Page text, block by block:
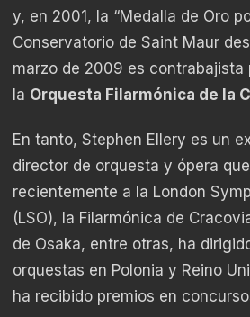
y, en 2001, la “Medalla de Oro
Conservatorio de Saint Maur
marzo de 2009 es contrabajista
la Orquesta Filarmónica de la
En tanto, Stephen Ellery es un
director de orquesta y ópera
recientemente a la London
(LSO), la Filarmónica de
de Osaka, entre otras, ha
orquestas en Polonia y Reino
ha recibido premios en